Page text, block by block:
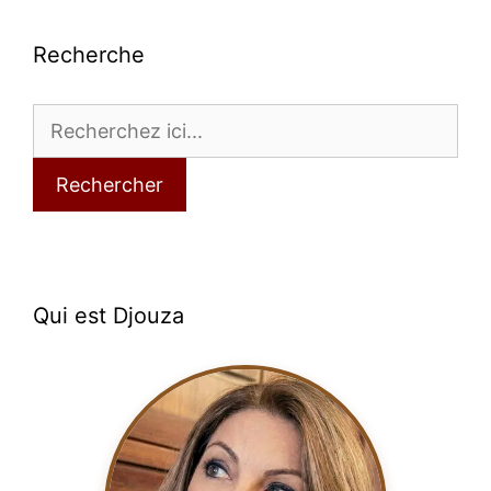
Recherche
Rechercher
Qui est Djouza